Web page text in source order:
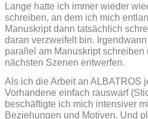
Lange hatte ich immer wieder
schreiben, an dem ich mich
Manuskript dann tatsächlich
daran verzweifelt bin.
parallel am Manuskript
nächsten Szenen entwerfen.
Als ich die Arbeit an ALBATROS
Vorhandene einfach rauswarf
beschäftigte ich mich intensiver
Beziehungen und Motiven. Und